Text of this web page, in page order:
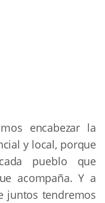
encabezar la
y local, porque
pueblo que
acompaña. Y a
juntos tendremos